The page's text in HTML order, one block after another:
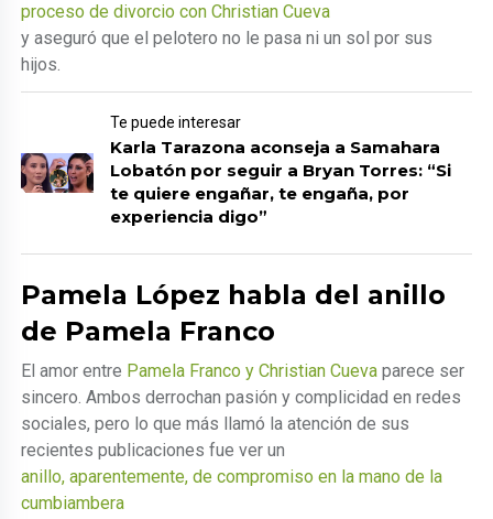
proceso de divorcio con Christian Cueva
y aseguró que el pelotero no le pasa ni un sol por sus
hijos.
Te puede interesar
Karla Tarazona aconseja a Samahara
Lobatón por seguir a Bryan Torres: “Si
te quiere engañar, te engaña, por
experiencia digo”
Pamela López habla del anillo
de Pamela Franco
El amor entre Pamela Franco y Christian Cueva parece ser
sincero. Ambos derrochan pasión y complicidad en redes
sociales, pero lo que más llamó la atención de sus
recientes publicaciones fue ver un
anillo, aparentemente, de compromiso en la mano de la
cumbiambera